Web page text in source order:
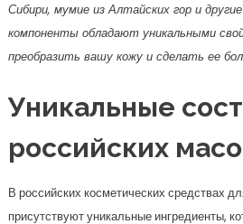
Сибири, мумие из Алтайских гор и
компоненты обладают уникальными
преобразить вашу кожу и сделать ее
Уникальные
российских
В российских косметических средствах
присутствуют уникальные ингредиенты,